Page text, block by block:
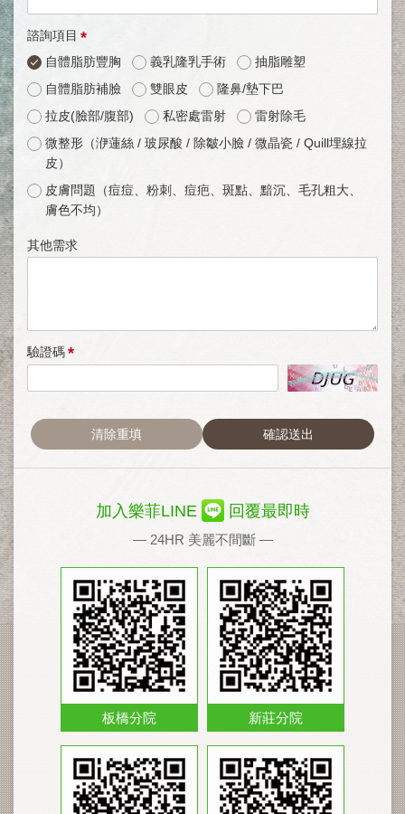
諮詢項目 *
自體脂肪豐胸 義乳隆乳手術
抽脂雕塑
自體脂肪補臉
雙眼皮
隆鼻/墊下巴
拉皮(臉部/腹部)
私密處雷射
雷射除毛
微整形（洢蓮絲 / 玻尿酸 / 除皺小臉 / 微晶瓷 / Quill埋線拉
皮）
皮膚問題（痘痘、粉刺、痘疤、斑點、黯沉、毛孔粗大、
膚色不均）
其他需求
驗證碼*
清除重填 確認送出
加入樂菲LINE 回覆最即時
— 24HR 美麗不間斷 —
板橋分院 新莊分院